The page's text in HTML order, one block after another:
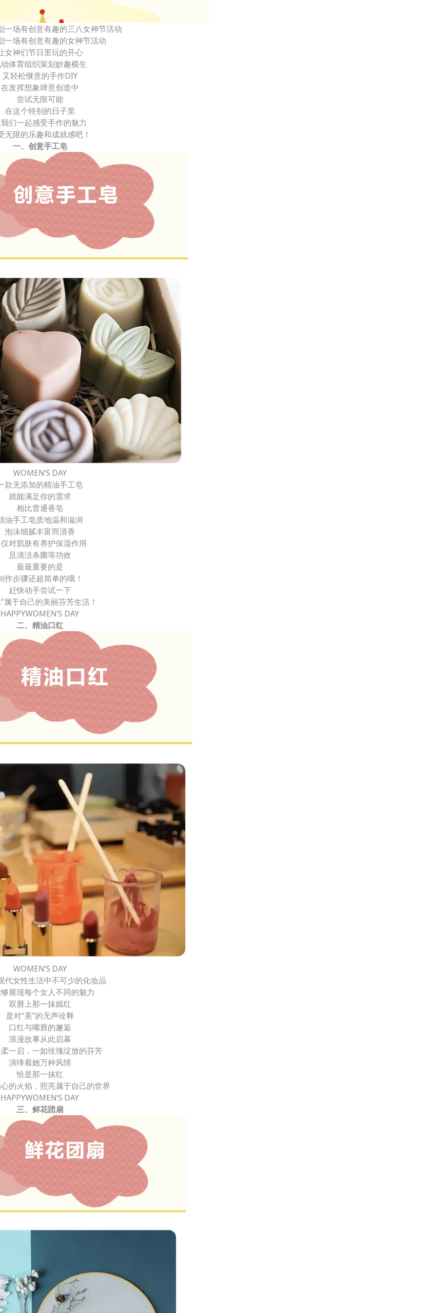
一场有创意有趣的三八女神节活动
一场有创意有趣的女神节活动
女神们节日里玩的开心
体育组织策划妙趣横生
又轻松惬意的手作DIY
在发挥想象肆意创造中
尝试无限可能
在这个特别的日子里
们一起感受手作的魅力
无限的乐趣和成就感吧！
一、创意手工皂
WOMEN‘S DAY
款无添加的精油手工皂
就能满足你的需求
相比普通香皂
油手工皂质地温和滋润
泡沫细腻丰富而清香
对肌肤有养护保湿作用
且清洁杀菌等功效
最最重要的是
作步骤还超简单的哦！
赶快动手尝试一下
属于自己的美丽芬芳生活！
HAPPYWOMEN‘S DAY
二、精油口红
WOMEN‘S DAY
代女性生活中不可少的化妆品
展现每个女人不同的魅力
双唇上那一抹嫣红
是对“美”的无声诠释
口红与嘴唇的邂逅
浪漫故事从此启幕
一启，一如玫瑰绽放的芬芳
演绎着她万种风情
恰是那一抹红
的火焰，照亮属于自己的世界
HAPPYWOMEN‘S DAY
三、鲜花团扇